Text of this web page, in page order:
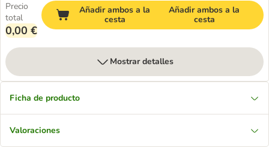
Precio
total
0,00 €
Añadir ambos a la
cesta
Añadir ambos a la
cesta
Mostrar detalles
Ficha de producto
Valoraciones